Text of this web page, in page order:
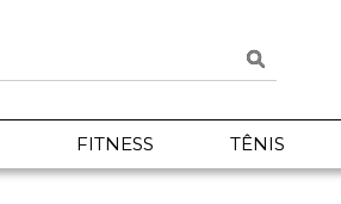
FITNESS TÊNIS